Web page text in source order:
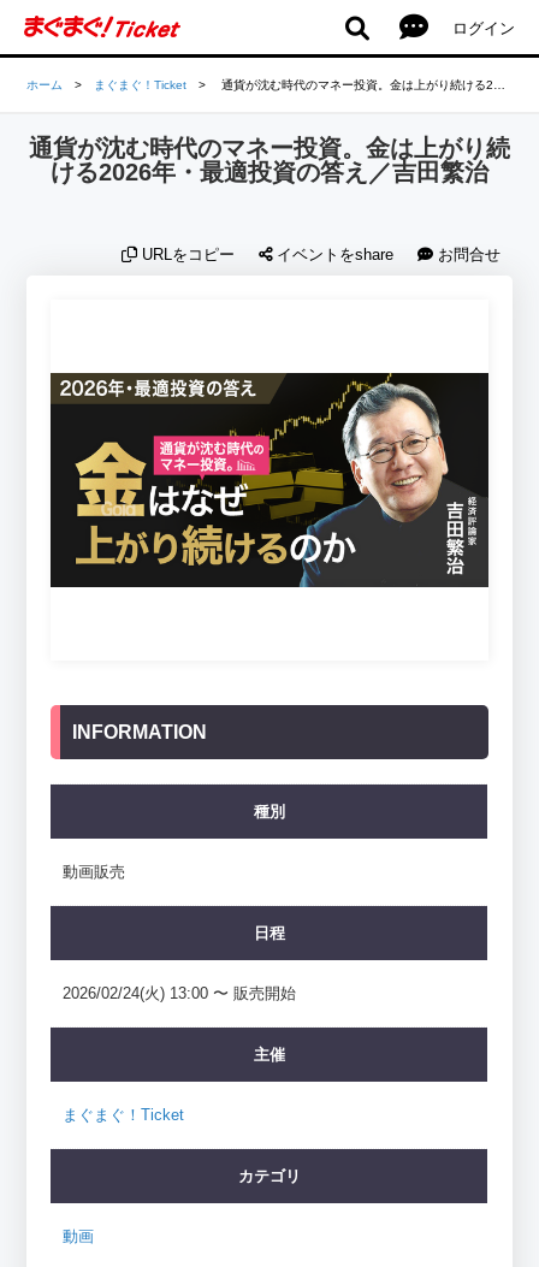
ログイン
ホーム > まぐまぐ！Ticket > 通貨が沈む時代のマネー投資。金は上がり続ける2026年・最適投資の答え／吉田繁治
通貨が沈む時代のマネー投資。金は上がり続
ける2026年・最適投資の答え／吉田繁治
URLをコピー イベントをshare お問合せ
INFORMATION
種別
動画販売
日程
2026/02/24(火) 13:00 〜 販売開始
主催
まぐまぐ！Ticket
カテゴリ
動画